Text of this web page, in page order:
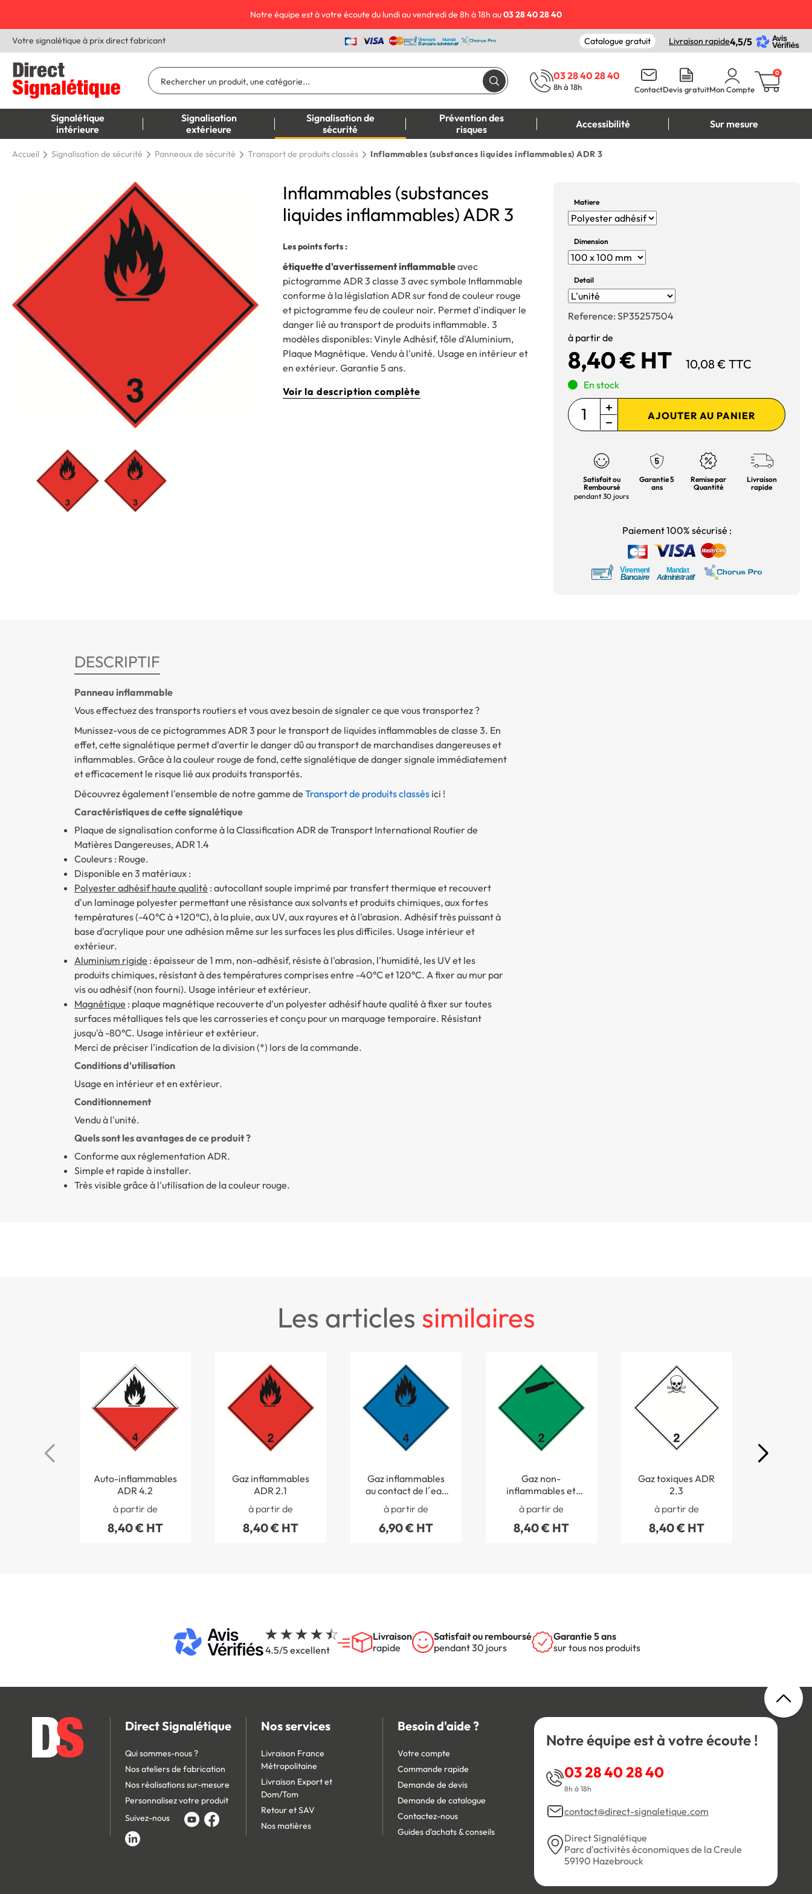
Notre équipe est à votre écoute du lundi au vendredi de 8h à 18h au03 28 40 28 40
Votre signalétique à prix direct fabricant Catalogue gratuit Livraison rapide4,5/5
03 28 40 28 40
8h à 18h ContactDevis gratuitMon Compte
0
Signalétique
intérieure
Signalisation
extérieure
Signalisation de
sécurité
Prévention des
risques
Accessibilité Sur mesure
Accueil Signalisation de sécurité Panneaux de sécurité Transport de produits classés Inflammables (substances liquides inflammables) ADR 3
Inflammables (substances
liquides inflammables) ADR 3
Les points forts :
étiquette d'avertissement inflammableavec
pictogramme ADR 3 classe 3 avec symbole Inflammable
conforme à la législation ADR sur fond de couleur rouge
et pictogramme feu de couleur noir. Permet d'indiquer le
danger lié au transport de produits inflammable. 3
modèles disponibles: Vinyle Adhésif, tôle d'Aluminium,
Plaque Magnétique. Vendu à l'unité. Usage en intérieur et
en extérieur. Garantie 5 ans.
Voir la description complète
Matiere
Dimension
Detail
Reference: SP35257504
à partir de
8,40 € HT 10,08 € TTC
En stock
AJOUTER AU PANIER
Satisfait ou
Remboursé
pendant 30 jours
Garantie 5
ans
Remise par
Quantité
Livraison
rapide
Paiement 100% sécurisé :
DESCRIPTIF
Panneau inflammable
Vous effectuez des transports routiers et vous avez besoin de signaler ce que vous transportez ?
Munissez-vous de ce pictogrammes ADR 3 pour le transport de liquides inflammables de classe 3. En
effet, cette signalétique permet d'avertir le danger dû au transport de marchandises dangereuses et
inflammables. Grâce à la couleur rouge de fond, cette signalétique de danger signale immédiatement
et efficacement le risque lié aux produits transportés.
Découvrez également l'ensemble de notre gamme de Transport de produits classésici !
Caractéristiques de cette signalétique
Plaque de signalisation conforme à la Classification ADR de Transport International Routier de
Matières Dangereuses, ADR 1.4
Couleurs : Rouge.
Disponible en 3 matériaux :
Polyester adhésif haute qualité : autocollant souple imprimé par transfert thermique et recouvert
d'un laminage polyester permettant une résistance aux solvants et produits chimiques, aux fortes
températures (-40°C à +120°C), à la pluie, aux UV, aux rayures et à l'abrasion. Adhésif très puissant à
base d'acrylique pour une adhésion même sur les surfaces les plus difficiles. Usage intérieur et
extérieur.
Aluminium rigide : épaisseur de 1 mm, non-adhésif, résiste à l'abrasion, l'humidité, les UV et les
produits chimiques, résistant à des températures comprises entre -40°C et 120°C. A fixer au mur par
vis ou adhésif (non fourni). Usage intérieur et extérieur.
Magnétique : plaque magnétique recouverte d'un polyester adhésif haute qualité à fixer sur toutes
surfaces métalliques tels que les carrosseries et conçu pour un marquage temporaire. Résistant
jusqu'à -80°C. Usage intérieur et extérieur.
Merci de préciser l'indication de la division (*) lors de la commande.
Conditions d'utilisation
Usage en intérieur et en extérieur.
Conditionnement
Vendu à l'unité.
Quels sont les avantages de ce produit ?
Conforme aux réglementation ADR.
Simple et rapide à installer.
Très visible grâce à l'utilisation de la couleur rouge.
les articles similaires
Auto-inflammables
ADR 4.2
à partir de
8,40 € HT
Gaz inflammables
ADR 2.1
à partir de
8,40 € HT
Gaz inflammables
au contact de l´eau
ADR 4.3
à partir de
6,90 € HT
Gaz non-
inflammables et
non-toxiques ADR
2.2
à partir de
8,40 € HT
Gaz toxiques ADR
2.3
à partir de
8,40 € HT
4.5/5 excellent
Livraison
rapide
Satisfait ou remboursé
pendant 30 jours
Garantie 5 ans
sur tous nos produits
Direct Signalétique
Qui sommes-nous ?
Nos ateliers de fabrication
Nos réalisations sur-mesure
Personnalisez votre produit
Suivez-nous
Nos services
Livraison France
Métropolitaine
Livraison Export et
Dom/Tom
Retour et SAV
Nos matières
Besoin d'aide ?
Votre compte
Commande rapide
Demande de devis
Demande de catalogue
Contactez-nous
Guides d'achats & conseils
Notre équipe est à votre écoute !
03 28 40 28 40
8h à 18h
contact@direct-signaletique.com
Direct Signalétique
Parc d'activités économiques de la Creule
59190 Hazebrouck